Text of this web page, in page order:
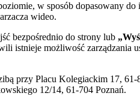
w sposób dopasowany
wideo.
bezpośrednio do strony lub
istnieje możliwość
przy Placu Kolegiackim 17,
12/14, 61-704 Poznań.